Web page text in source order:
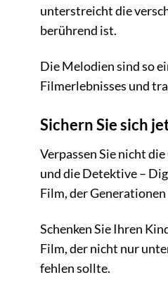
unterstreicht die
berührend ist.
Die Melodien sind so
Filmerlebnisses und
Sichern Sie sich
Verpassen Sie nicht
und die Detektive –
Film, der
Schenken Sie Ihren
Film, der nicht nur
fehlen sollte.